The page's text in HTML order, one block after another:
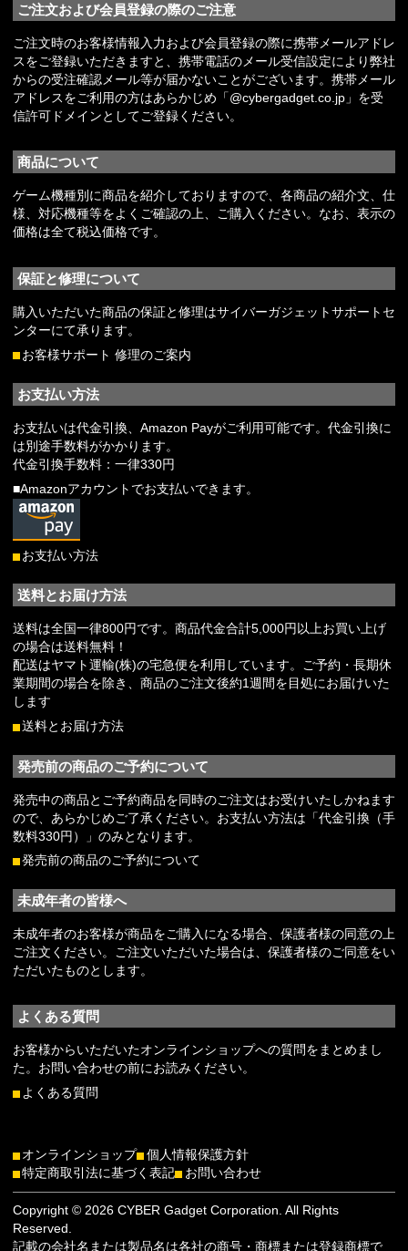
ご注文および会員登録の際のご注意
ご注文時のお客様情報入力および会員登録の際に携帯メールアドレ
スをご登録いただきますと、携帯電話のメール受信設定により弊社
からの受注確認メール等が届かないことがございます。携帯メール
アドレスをご利用の方はあらかじめ「@cybergadget.co.jp」を受
信許可ドメインとしてご登録ください。
商品について
ゲーム機種別に商品を紹介しておりますので、各商品の紹介文、仕
様、対応機種等をよくご確認の上、ご購入ください。なお、表示の
価格は全て税込価格です。
保証と修理について
購入いただいた商品の保証と修理はサイバーガジェットサポートセ
ンターにて承ります。
お客様サポート 修理のご案内
お支払い方法
お支払いは代金引換、Amazon Payがご利用可能です。代金引換に
は別途手数料がかかります。
代金引換手数料：一律330円
■Amazonアカウントでお支払いできます。
お支払い方法
送料とお届け方法
送料は全国一律800円です。商品代金合計5,000円以上お買い上げ
の場合は送料無料！
配送はヤマト運輸(株)の宅急便を利用しています。ご予約・長期休
業期間の場合を除き、商品のご注文後約1週間を目処にお届けいた
します
送料とお届け方法
発売前の商品のご予約について
発売中の商品とご予約商品を同時のご注文はお受けいたしかねます
ので、あらかじめご了承ください。お支払い方法は「代金引換（手
数料330円）」のみとなります。
発売前の商品のご予約について
未成年者の皆様へ
未成年者のお客様が商品をご購入になる場合、保護者様の同意の上
ご注文ください。ご注文いただいた場合は、保護者様のご同意をい
ただいたものとします。
よくある質問
お客様からいただいたオンラインショップへの質問をまとめまし
た。お問い合わせの前にお読みください。
よくある質問
オンラインショップ
個人情報保護方針
特定商取引法に基づく表記
お問い合わせ
Copyright © 2026 CYBER Gadget Corporation. All Rights
Reserved.
記載の会社名または製品名は各社の商号・商標または登録商標で